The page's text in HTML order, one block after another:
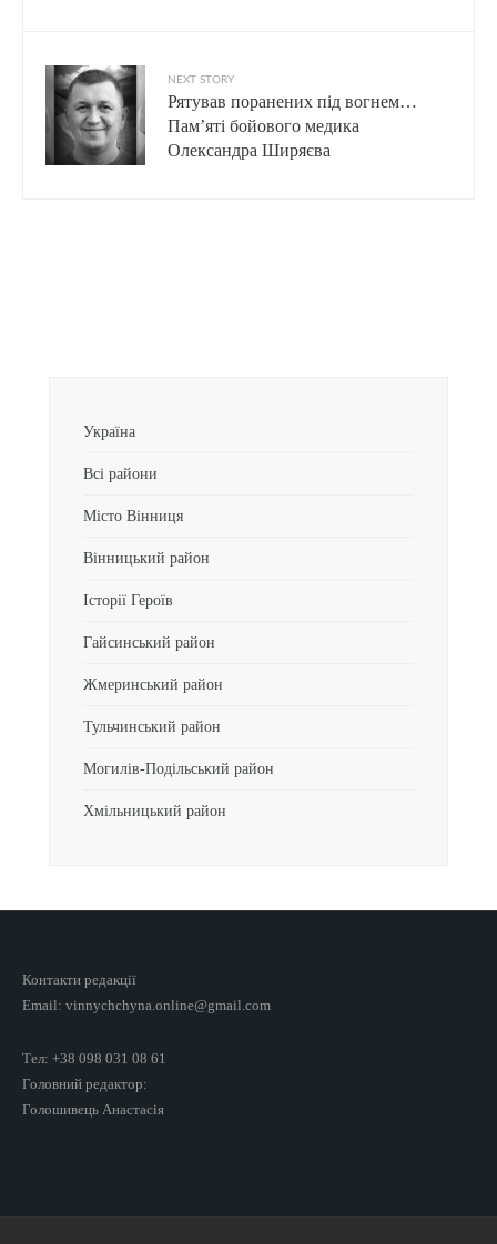
NEXT STORY
Рятував поранених під вогнем…
Пам’яті бойового медика
Олександра Ширяєва
Україна
Всі райони
Місто Вінниця
Вінницький район
Історії Героїв
Гайсинський район
Жмеринський район
Тульчинський район
Могилів-Подільський район
Хмільницький район
Контакти редакції
Email: vinnychchyna.online@gmail.com
Тел: +38 098 031 08 61
Головний редактор:
Голошивець Анастасія